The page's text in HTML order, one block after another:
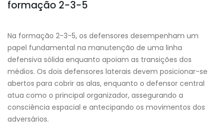
formação 2-3-5
Na formação 2-3-5, os defensores desempenham um
papel fundamental na manutenção de uma linha
defensiva sólida enquanto apoiam as transições dos
médios. Os dois defensores laterais devem posicionar-se
abertos para cobrir as alas, enquanto o defensor central
atua como o principal organizador, assegurando a
consciência espacial e antecipando os movimentos dos
adversários.